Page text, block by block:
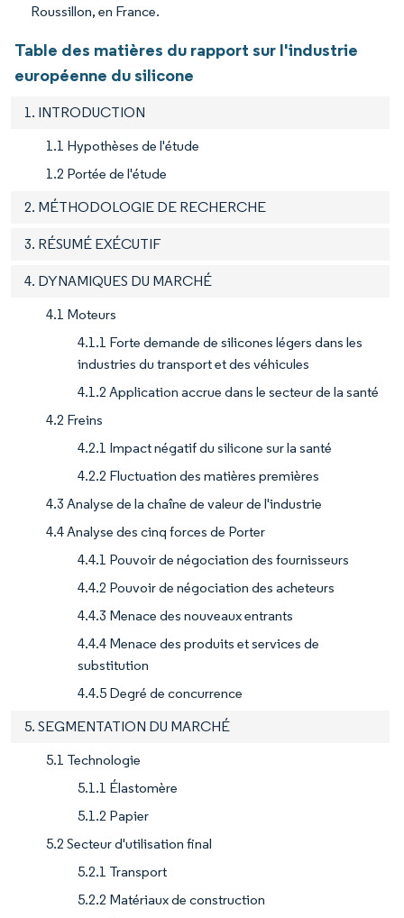
Roussillon, en France.
Table des matières du rapport sur l'industrie
européenne du silicone
1. INTRODUCTION
1.1 Hypothèses de l'étude
1.2 Portée de l'étude
2. MÉTHODOLOGIE DE RECHERCHE
3. RÉSUMÉ EXÉCUTIF
4. DYNAMIQUES DU MARCHÉ
4.1 Moteurs
4.1.1 Forte demande de silicones légers dans les
industries du transport et des véhicules
4.1.2 Application accrue dans le secteur de la santé
4.2 Freins
4.2.1 Impact négatif du silicone sur la santé
4.2.2 Fluctuation des matières premières
4.3 Analyse de la chaîne de valeur de l'industrie
4.4 Analyse des cinq forces de Porter
4.4.1 Pouvoir de négociation des fournisseurs
4.4.2 Pouvoir de négociation des acheteurs
4.4.3 Menace des nouveaux entrants
4.4.4 Menace des produits et services de
substitution
4.4.5 Degré de concurrence
5. SEGMENTATION DU MARCHÉ
5.1 Technologie
5.1.1 Élastomère
5.1.2 Papier
5.2 Secteur d'utilisation final
5.2.1 Transport
5.2.2 Matériaux de construction